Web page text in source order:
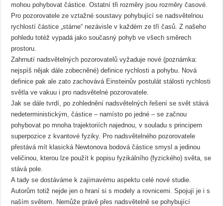
mohou pohybovat částice. Ostatní tři rozměry jsou rozměry časové.
Pro pozorovatele ze vztažné soustavy pohybující se nadsvětelnou
rychlostí částice „stárne“ nezávisle v každém ze tří časů. Z našeho
pohledu totéž vypadá jako současný pohyb ve všech směrech
prostoru.
Zahrnutí nadsvětelných pozorovatelů vyžaduje nové (poznámka:
nejspíš nějak dále zobecněné) definice rychlosti a pohybu. Nová
definice pak ale zato zachovává Einsteinův postulát stálosti rychlosti
světla ve vakuu i pro nadsvětelné pozorovatele.
Jak se dále tvrdí, po zohlednění nadsvětelných řešení se svět stává
nedeterministickým, částice – namísto po jedné – se začnou
pohybovat po mnoha trajektoriích najednou, v souladu s principem
superpozice z kvantové fyziky. Pro nadsvětelného pozorovatele
přestává mít klasická Newtonova bodová částice smysl a jedinou
veličinou, kterou lze použít k popisu fyzikálního (fyzického) světa, se
stává pole.
A tady se dostáváme k zajímavému aspektu celé nové studie.
Autorům totiž nejde jen o hraní si s modely a rovnicemi. Spojují je i s
naším světem. Nemůže právě přes nadsvětelně se pohybující